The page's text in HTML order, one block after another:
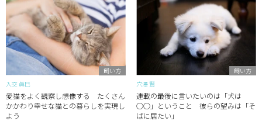
飼い方
入交 眞巳
愛猫をよく観察し想像する たくさん
かかわり幸せな猫との暮らしを実現し
よう
飼い方
穴澤 賢
連載の最後に言いたいのは「犬は
○○」ということ 彼らの望みは「そ
ばに居たい」